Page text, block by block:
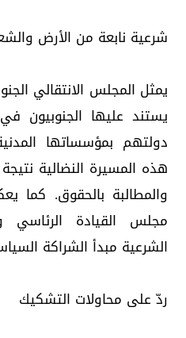
شرعية نابعة من الأرض
يمثل المجلس الانتقالي
يستند عليها الجنوبيون
دولتهم بمؤسساتها
هذه المسيرة النضالية
والمطالبة بالحقوق.
مجلس القيادة
الشرعية مبدأ الشراكة
ردّ على محاولات التشكيك